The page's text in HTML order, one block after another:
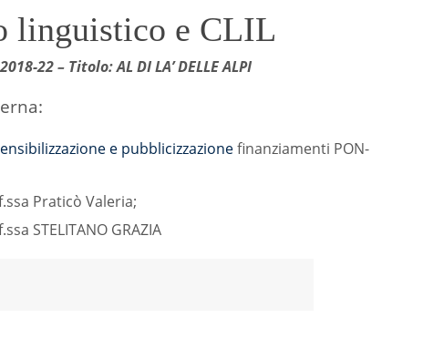
linguistico e CLIL
22 – Titolo: AL DI LA’ DELLE ALPI
e pubblicizzazionefinanziamenti PON-
Praticò Valeria;
STELITANO GRAZIA